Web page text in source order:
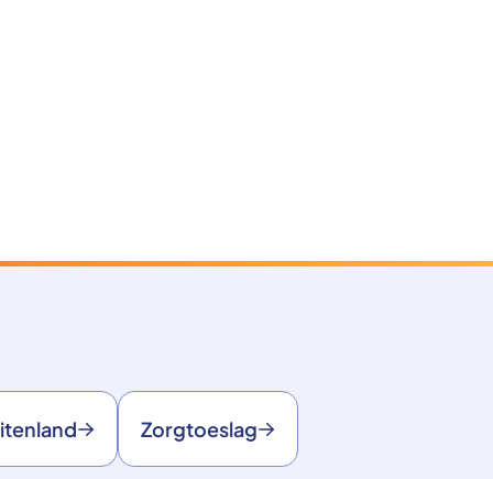
Zorgtoeslag